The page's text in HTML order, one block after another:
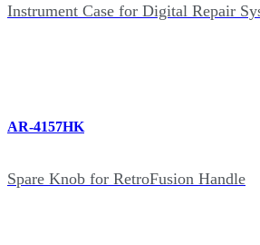
Instrument Case for Digital Repair
AR-4157HK
Spare Knob for RetroFusion Handle